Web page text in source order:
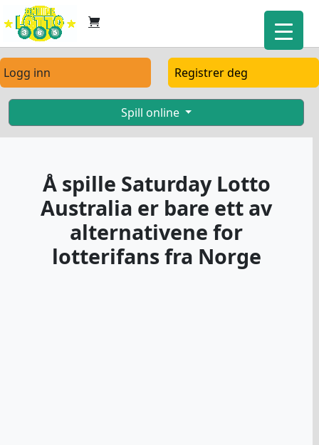
Logg inn Registrer deg
Spill online
Å spille Saturday Lotto
Australia er bare ett av
alternativene for
lotterifans fra Norge